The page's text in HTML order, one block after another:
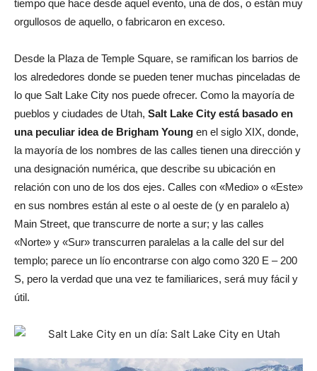
tiempo que hace desde aquel evento, una de dos, o están muy
orgullosos de aquello, o fabricaron en exceso.
Desde la Plaza de Temple Square, se ramifican los barrios de
los alrededores donde se pueden tener muchas pinceladas de
lo que Salt Lake City nos puede ofrecer. Como la mayoría de
pueblos y ciudades de Utah, Salt Lake City está basado en
una peculiar idea de Brigham Young en el siglo XIX, donde,
la mayoría de los nombres de las calles tienen una dirección y
una designación numérica, que describe su ubicación en
relación con uno de los dos ejes. Calles con «Medio» o «Este»
en sus nombres están al este o al oeste de (y en paralelo a)
Main Street, que transcurre de norte a sur; y las calles
«Norte» y «Sur» transcurren paralelas a la calle del sur del
templo; parece un lío encontrarse con algo como 320 E – 200
S, pero la verdad que una vez te familiarices, será muy fácil y
útil.